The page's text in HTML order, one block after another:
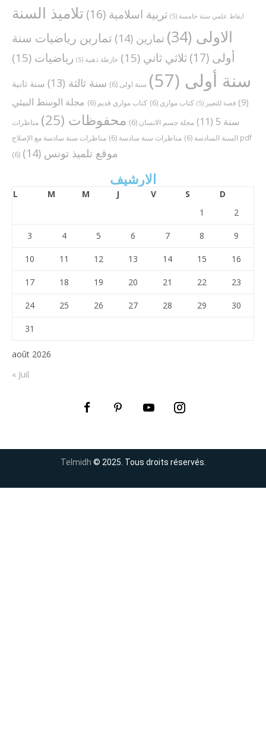
ايقاظ علمي سنة خامسة (5) تربية اسلامية (16)
تلاميذ السنة
الاولى (34) تمارين (14)
تمارين رياضيات سنة
أولى (17) ثلاثي ثاني (15) خارطة ذهنية (5) رياضيات (15)
سنة أولى (57) سنة اولى (6) سنة ثالثة (13)
سنة ثانية
(9)
قصة للتعبير (5) كتاب موازي (6) كتاب موازي قديم (6)
مجلة الوسط البيئي
سنة 5
(11) مجلة جسم الانسان (6) محفوظات (25)
مناظرات
السنة السادسة (6) مناظرات سنة سادسة (6)
مناظرات سنة سادسة مع الإصلاح pdf
(6)
موقع تلميذ تونس (14)
الارشيف
août 2026
L M M J V S
D
1
2
3 4 5 6 7 8 9
10 11 12 13 14 15 16
17 18 19 20 21 22 23
24 25 26 27 28 29 30
31
« Juil
Telmidh © 2025. Tous droits réservés.